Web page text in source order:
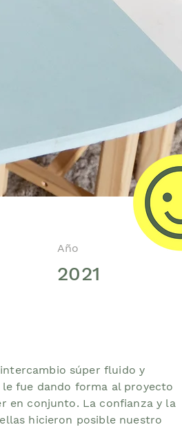
Año
2021
intercambio súper fluidoy
fue dando forma al proyecto
en conjunto. La confianza y la
hicieron posible nuestro